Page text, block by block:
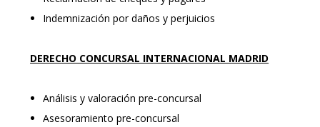
Indemnización por daños y perjuicios
DERECHO CONCURSAL INTERNACIONAL MADRID
Análisis y valoración pre-concursal
Asesoramiento pre-concursal